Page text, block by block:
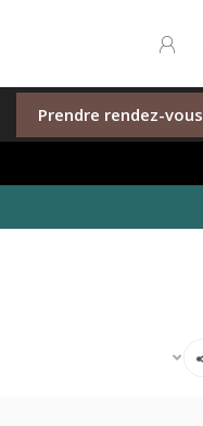
Prendre rendez-vous